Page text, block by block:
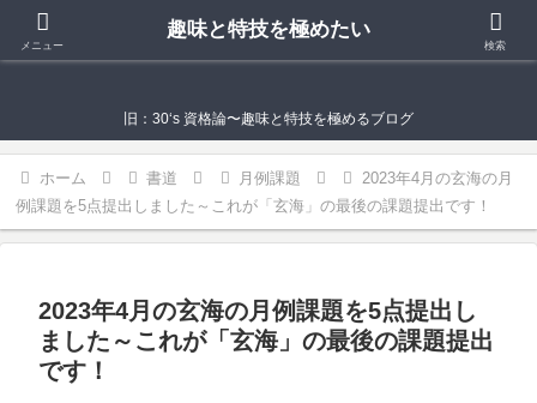
趣味と特技を極めたい
旧：30‘s 資格論〜趣味と特技を極めるブログ
ホーム 書道 月例課題
2023年4月の玄海の月
例課題を5点提出しました～これが「玄海」の最後の課題提出です！
2023年4月の玄海の月例課題を5点提出し
ました～これが「玄海」の最後の課題提出
です！
メニュー
趣味と特技を極めたい
検索